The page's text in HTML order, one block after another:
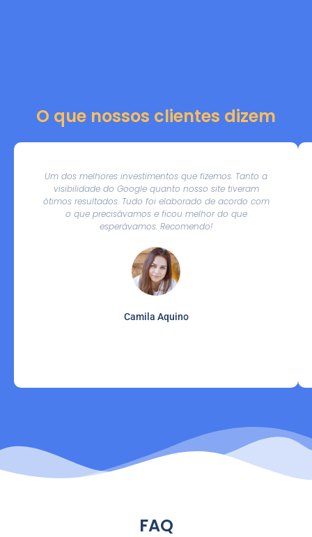
O que nossos clientes dizem
Um dos melhores investimentos que fizemos. Tanto a
visibilidade do Google quanto nosso site tiveram
ótimos resultados. Tudo foi elaborado de acordo com
o que precisávamos e ficou melhor do que
esperávamos. Recomendo!
Camila Aquino
FAQ